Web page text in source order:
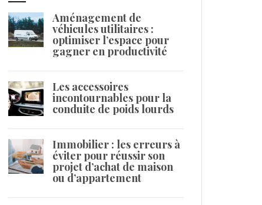
Aménagement de
véhicules utilitaires :
optimiser l’espace pour
gagner en productivité
Les accessoires
incontournables pour la
conduite de poids lourds
Immobilier : les erreurs à
éviter pour réussir son
projet d’achat de maison
ou d’appartement